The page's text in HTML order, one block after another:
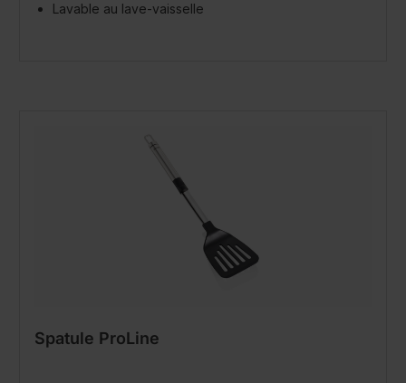
Lavable au lave-vaisselle
Spatule ProLine